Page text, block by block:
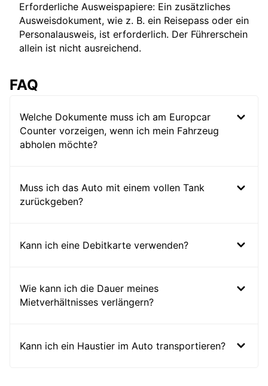
Erforderliche Ausweispapiere: Ein zusätzliches
Ausweisdokument, wie z. B. ein Reisepass oder ein
Personalausweis, ist erforderlich. Der Führerschein
allein ist nicht ausreichend.
FAQ
Welche Dokumente muss ich am Europcar
Counter vorzeigen, wenn ich mein Fahrzeug
abholen möchte?
Muss ich das Auto mit einem vollen Tank
zurückgeben?
Kann ich eine Debitkarte verwenden?
Wie kann ich die Dauer meines
Mietverhältnisses verlängern?
Kann ich ein Haustier im Auto transportieren?